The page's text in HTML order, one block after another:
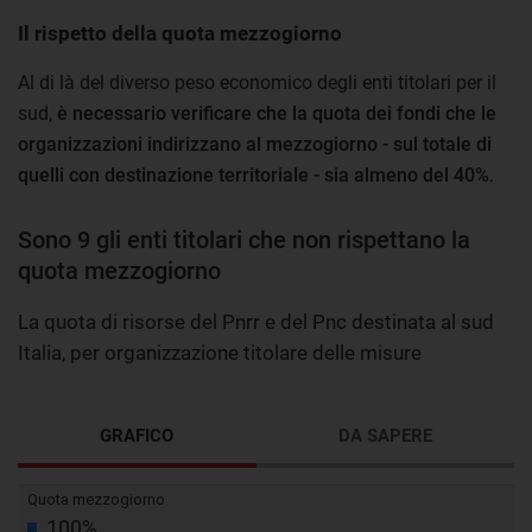
Il rispetto della quota mezzogiorno
Al di là del diverso peso economico degli enti titolari per il
sud, è necessario verificare che la quota dei fondi che le
organizzazioni indirizzano al mezzogiorno - sul totale di
quelli con destinazione territoriale - sia almeno del 40%
Sono 9 gli enti titolari che non rispettano la
quota mezzogiorno
La quota di risorse del Pnrr e del Pnc destinata al sud
Italia, per organizzazione titolare delle misure
GRAFICO DA SAPERE